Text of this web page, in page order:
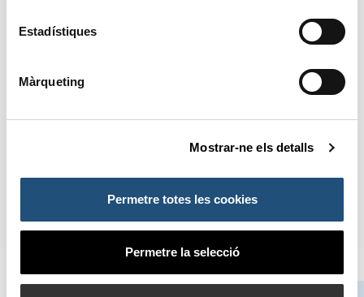
Estadístiques
Màrqueting
Mostrar-ne els detalls
Permetre totes les cookies
Permetre la selecció
Sagunt
Next Post
El Port de Ningbo
i Valenciaport impulsen el